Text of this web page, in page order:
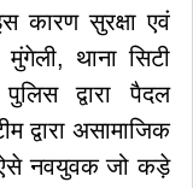
कारण सुरक्षा एवं
थाना सिटी
द्वारा पैदल
द्वारा असामाजिक
नवयुवक जो कड़े